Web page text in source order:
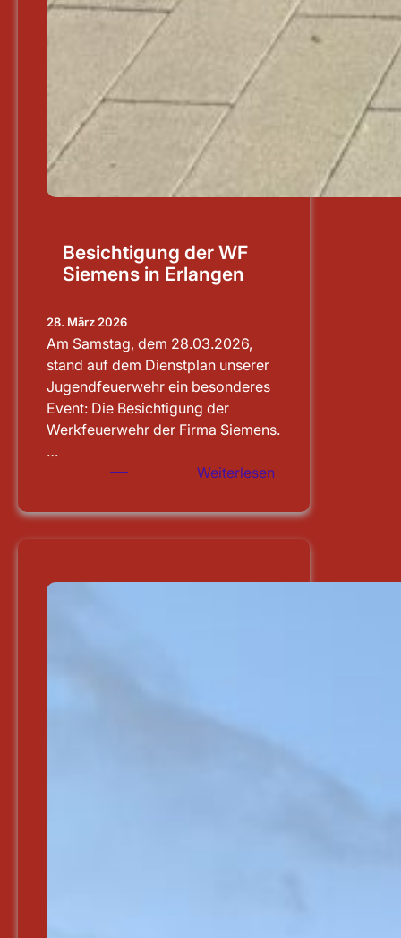
Besichtigung der WF
Siemens in Erlangen
28. März 2026
Am Samstag, dem 28.03.2026,
stand auf dem Dienstplan unserer
Jugendfeuerwehr ein besonderes
Event: Die Besichtigung der
Werkfeuerwehr der Firma Siemens.
…
Weiterlesen
der
in